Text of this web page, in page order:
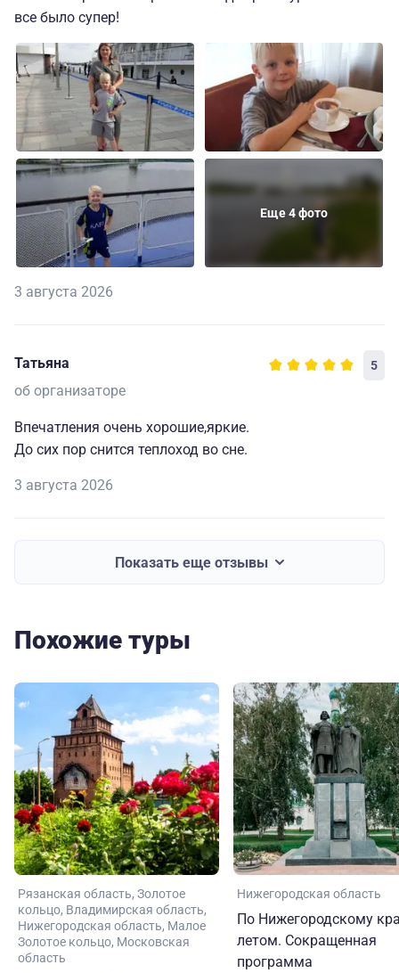
все было супер!
Еще 4 фото
3 августа 2026
Татьяна 5
об организаторе
Впечатления очень хорошие,яркие.
До сих пор снится теплоход во сне.
3 августа 2026
Показать еще отзывы
Похожие туры
Рязанская область Золотое
кольцо Владимирская область
Нижегородская область Малое
Золотое кольцо Московская
область
Нижегородская область
По Нижегородскому
летом. Сокращенная
программа